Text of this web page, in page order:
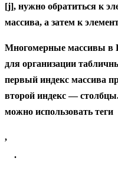
[j], нужно обратиться к
массива, а затем к
Многомерные массивы в
для организации
первый индекс массива
второй индекс —
можно использовать теги
,
.